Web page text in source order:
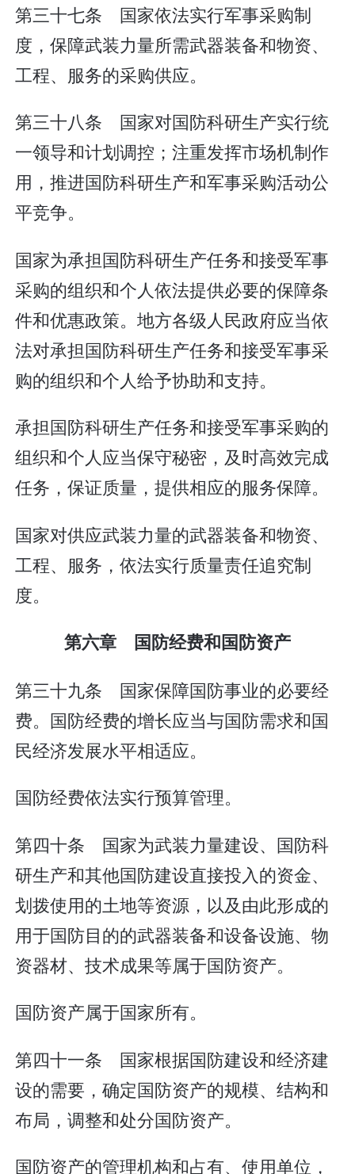
第三十七条 国家依法实行军事采购制
度，保障武装力量所需武器装备和物资、
工程、服务的采购供应。
第三十八条 国家对国防科研生产实行统
一领导和计划调控；注重发挥市场机制作
用，推进国防科研生产和军事采购活动公
平竞争。
国家为承担国防科研生产任务和接受军事
采购的组织和个人依法提供必要的保障条
件和优惠政策。地方各级人民政府应当依
法对承担国防科研生产任务和接受军事采
购的组织和个人给予协助和支持。
承担国防科研生产任务和接受军事采购的
组织和个人应当保守秘密，及时高效完成
任务，保证质量，提供相应的服务保障。
国家对供应武装力量的武器装备和物资、
工程、服务，依法实行质量责任追究制
度。
第六章 国防经费和国防资产
第三十九条 国家保障国防事业的必要经
费。国防经费的增长应当与国防需求和国
民经济发展水平相适应。
国防经费依法实行预算管理。
第四十条 国家为武装力量建设、国防科
研生产和其他国防建设直接投入的资金、
划拨使用的土地等资源，以及由此形成的
用于国防目的的武器装备和设备设施、物
资器材、技术成果等属于国防资产。
国防资产属于国家所有。
第四十一条 国家根据国防建设和经济建
设的需要，确定国防资产的规模、结构和
布局，调整和处分国防资产。
国防资产的管理机构和占有、使用单位，